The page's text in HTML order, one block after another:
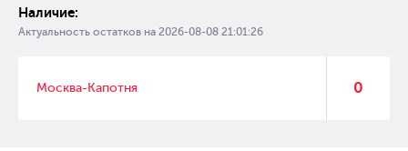
Наличие:
Актуальность остатков на 2026-08-08 21:01:26
Москва-Капотня 0